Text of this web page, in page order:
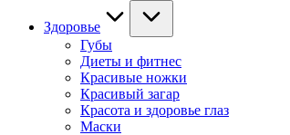
Здоровье
Губы
Диеты и фитнес
Красивые ножки
Красивый загар
Красота и здоровье глаз
Маски